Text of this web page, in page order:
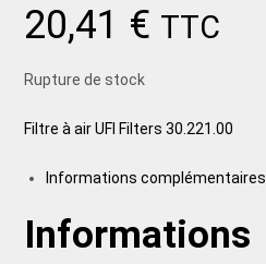
20,41 € TTC
Rupture de stock
Filtre à air UFI Filters 30.221.00
Informations complémentaires
Informations